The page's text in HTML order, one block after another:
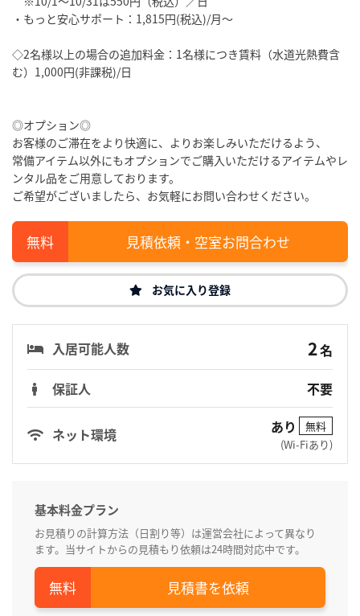
・もっと安心サポート：1,815円(税込)/月～
◇2名様以上の場合の追加料金：1名様につき賃料（水道光熱費含
む）1,000円(非課税)/日
◎オプション◎
お客様のご滞在をより快適に、よりお楽しみいただけるよう、
常備アイテム以外にもオプションでご購入いただけるアイテムやレ
ンタル品をご用意しております。
ご希望がございましたら、お気軽にお問い合わせください。
見積依頼・空室お問合わせ
お気に入り登録
入居可能人数 2名
保証人
不要
ネット環境 あり
無料
(Wi-Fiあり)
基本料金プラン
お見積りの計算方法（日割り等）は運営会社によって異なり
ます。当サイトからの見積もり依頼は24時間対応中です。
見積書を依頼